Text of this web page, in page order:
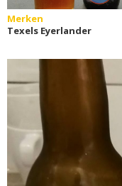
Merken
Texels Eyerlander